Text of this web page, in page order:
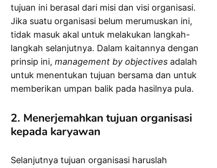
tujuan ini berasal dari misi dan visi organisasi.
Jika suatu organisasi belum merumuskan ini,
tidak masuk akal untuk melakukan langkah-
langkah selanjutnya. Dalam kaitannya dengan
prinsip ini,management by objectives adalah
untuk menentukan tujuan bersama dan untuk
memberikan umpan balik pada hasilnya pula.
2. Menerjemahkan tujuan organisasi
kepada karyawan
Selanjutnya tujuan organisasi haruslah